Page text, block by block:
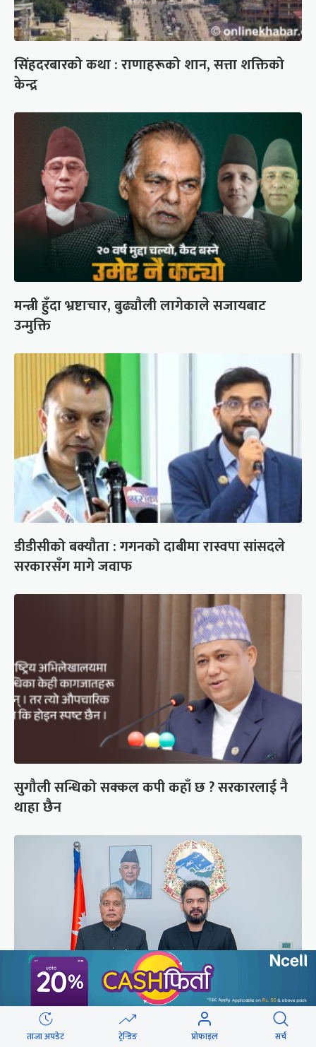
सिंहदरबारको कथा : राणाहरूको शान, सत्ता शक्तिको
केन्द्र
मन्त्री हुँदा भ्रष्टाचार, बुढ्यौली लागेकाले सजायबाट
उन्मुक्ति
डीडीसीको बक्यौता : गगनको दाबीमा रास्वपा सांसदले
सरकारसँग मागे जवाफ
सुगौली सन्धिको सक्कल कपी कहाँ छ ? सरकारलाई नै
थाहा छैन
प्रधानमन्त्री बालेनसँग भारतीय राजदूतको भेटवार्ता
ताजा अपडेट ट्रेन्डिङ प्रोफाइल सर्च